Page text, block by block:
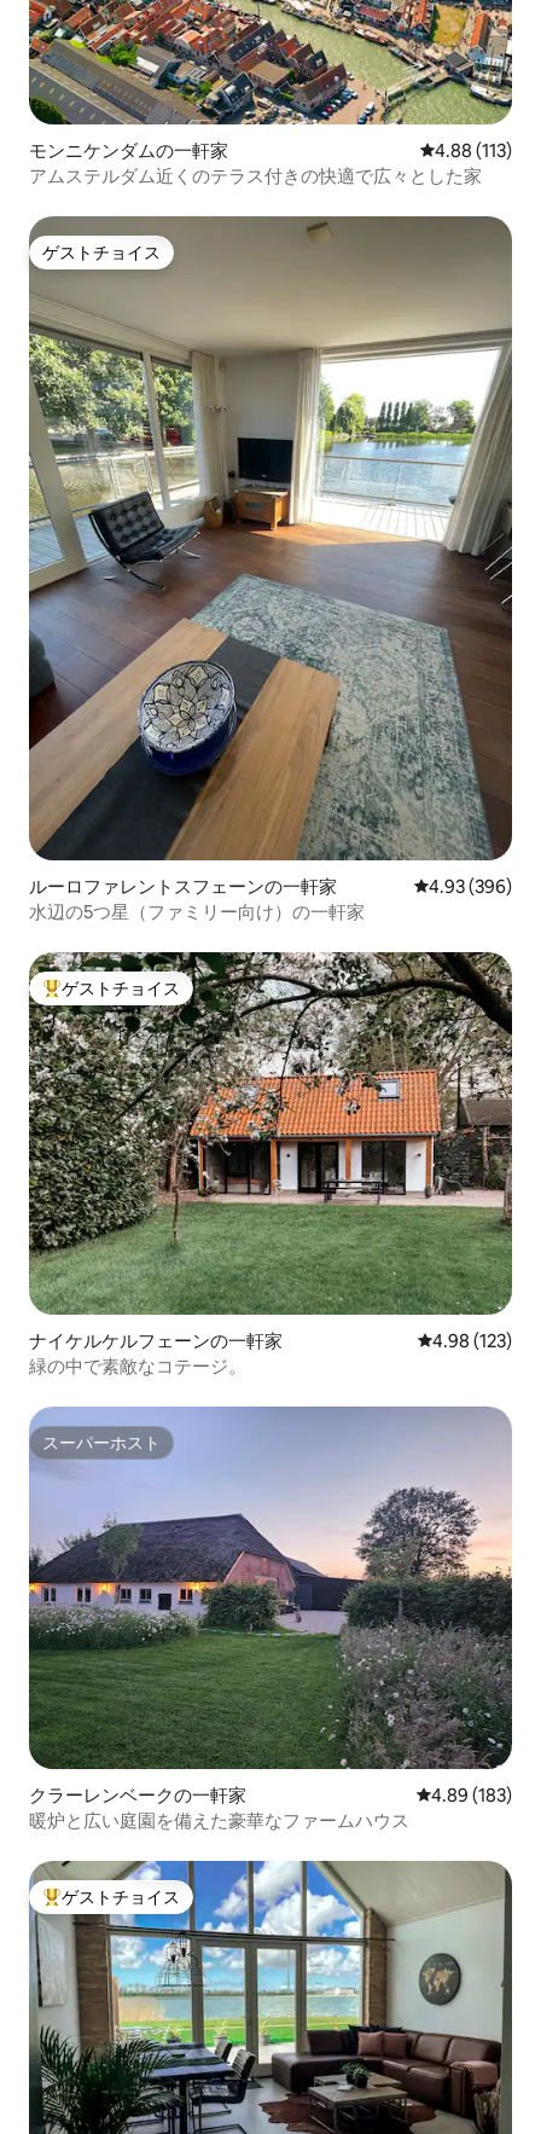
モンニケンダムの一軒家 レビュー113
4.88 (113)
アムステルダム近くのテラス付きの快適で広々とした家
ゲストチョイス
ゲストチョイス
ルーロファレントスフェーンの一軒家 レビュー396
4.93 (396)
水辺の5つ星（ファミリー向け）の一軒家
大好評のゲストチョイスです。
ゲストチョイス
ナイケルケルフェーンの一軒家 レビュー123
4.98 (123)
緑の中で素敵なコテージ。
スーパーホスト
スーパーホスト
クラーレンベークの一軒家 レビュー183
4.89 (183)
暖炉と広い庭園を備えた豪華なファームハウス
大好評のゲストチョイスです。
ゲストチョイス